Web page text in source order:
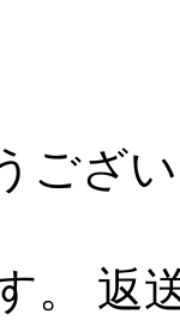
ござ
。 返